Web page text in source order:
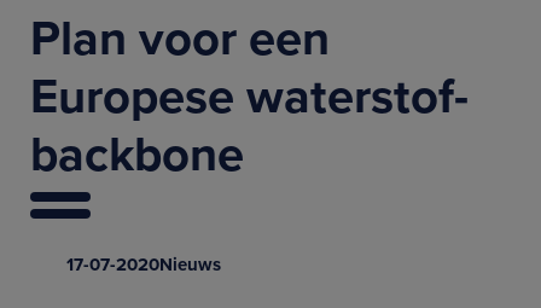
Plan voor een
Europese waterstof-
backbone
17-07-2020Nieuws